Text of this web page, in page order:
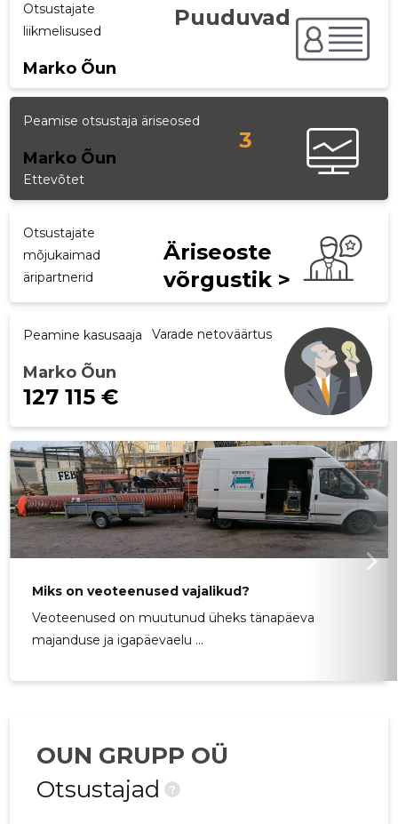
Otsustajate
liikmelisused
Marko Õun
Puuduvad
Peamise otsustaja äriseosed
Marko Õun
3
Ettevõtet
Otsustajate
mõjukaimad
äripartnerid
Äriseoste
võrgustik >
Peamine kasusaaja
Marko Õun
Varade netoväärtus
127 115 €
Miks on veoteenused vajalikud?
Veoteenused on muutunud üheks tänapäeva
majanduse ja igapäevaelu ...
OUN GRUPP OÜ
Otsustajad
?